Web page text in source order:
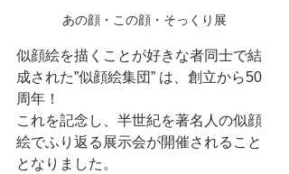
あの顔・この顔・そっくり展
似顔絵を描くことが好きな者同士で結
成された”似顔絵集団” は、創立から50
周年！
これを記念し、半世紀を著名人の似顔
絵でふり返る展示会が開催されること
となりました。